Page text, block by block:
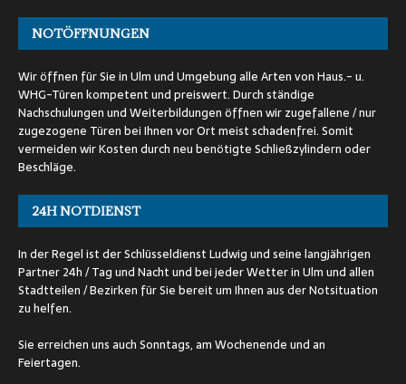
NOTÖFFNUNGEN
Wir öffnen für Sie in Ulm und Umgebung alle Arten von Haus.- u.
WHG-Türen kompetent und preiswert. Durch ständige
Nachschulungen und Weiterbildungen öffnen wir zugefallene / nur
zugezogene Türen bei Ihnen vor Ort meist schadenfrei. Somit
vermeiden wir Kosten durch neu benötigte Schließzylindern oder
Beschläge.
24H NOTDIENST
In der Regel ist der Schlüsseldienst Ludwig und seine langjährigen
Partner 24h / Tag und Nacht und bei jeder Wetter in Ulm und allen
Stadtteilen / Bezirken für Sie bereit um Ihnen aus der Notsituation
zu helfen.
Sie erreichen uns auch Sonntags, am Wochenende und an
Feiertagen.